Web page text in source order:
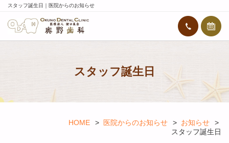
スタッフ誕生日｜医院からのお知らせ
スタッフ誕生日
HOME 医院からのお知らせ
お知らせ
スタッフ誕生日